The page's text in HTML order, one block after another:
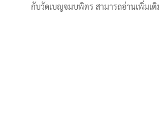
กับวัดเบญจมบพิตร สามารถอ่านเพิ่มเ